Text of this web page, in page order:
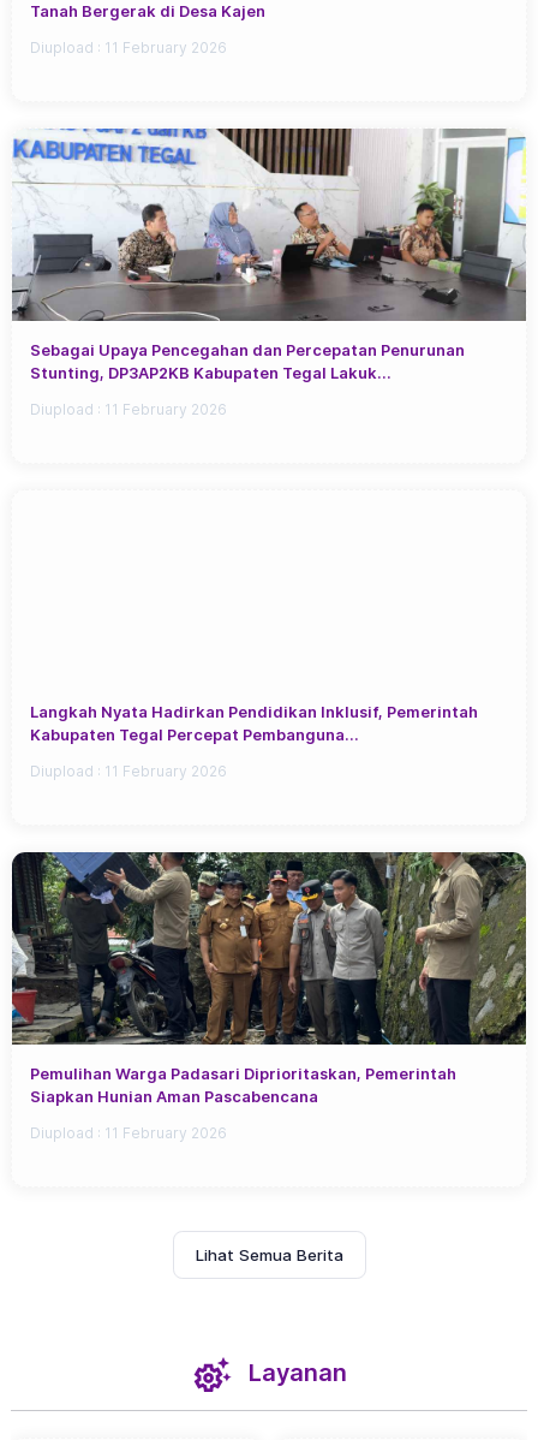
Tanah Bergerak di Desa Kajen
Diupload : 11 February 2026
Sebagai Upaya Pencegahan dan Percepatan Penurunan
Stunting, DP3AP2KB Kabupaten Tegal Lakuk...
Diupload : 11 February 2026
Langkah Nyata Hadirkan Pendidikan Inklusif, Pemerintah
Kabupaten Tegal Percepat Pembanguna...
Diupload : 11 February 2026
Pemulihan Warga Padasari Diprioritaskan, Pemerintah
Siapkan Hunian Aman Pascabencana
Diupload : 11 February 2026
Lihat Semua Berita
Layanan